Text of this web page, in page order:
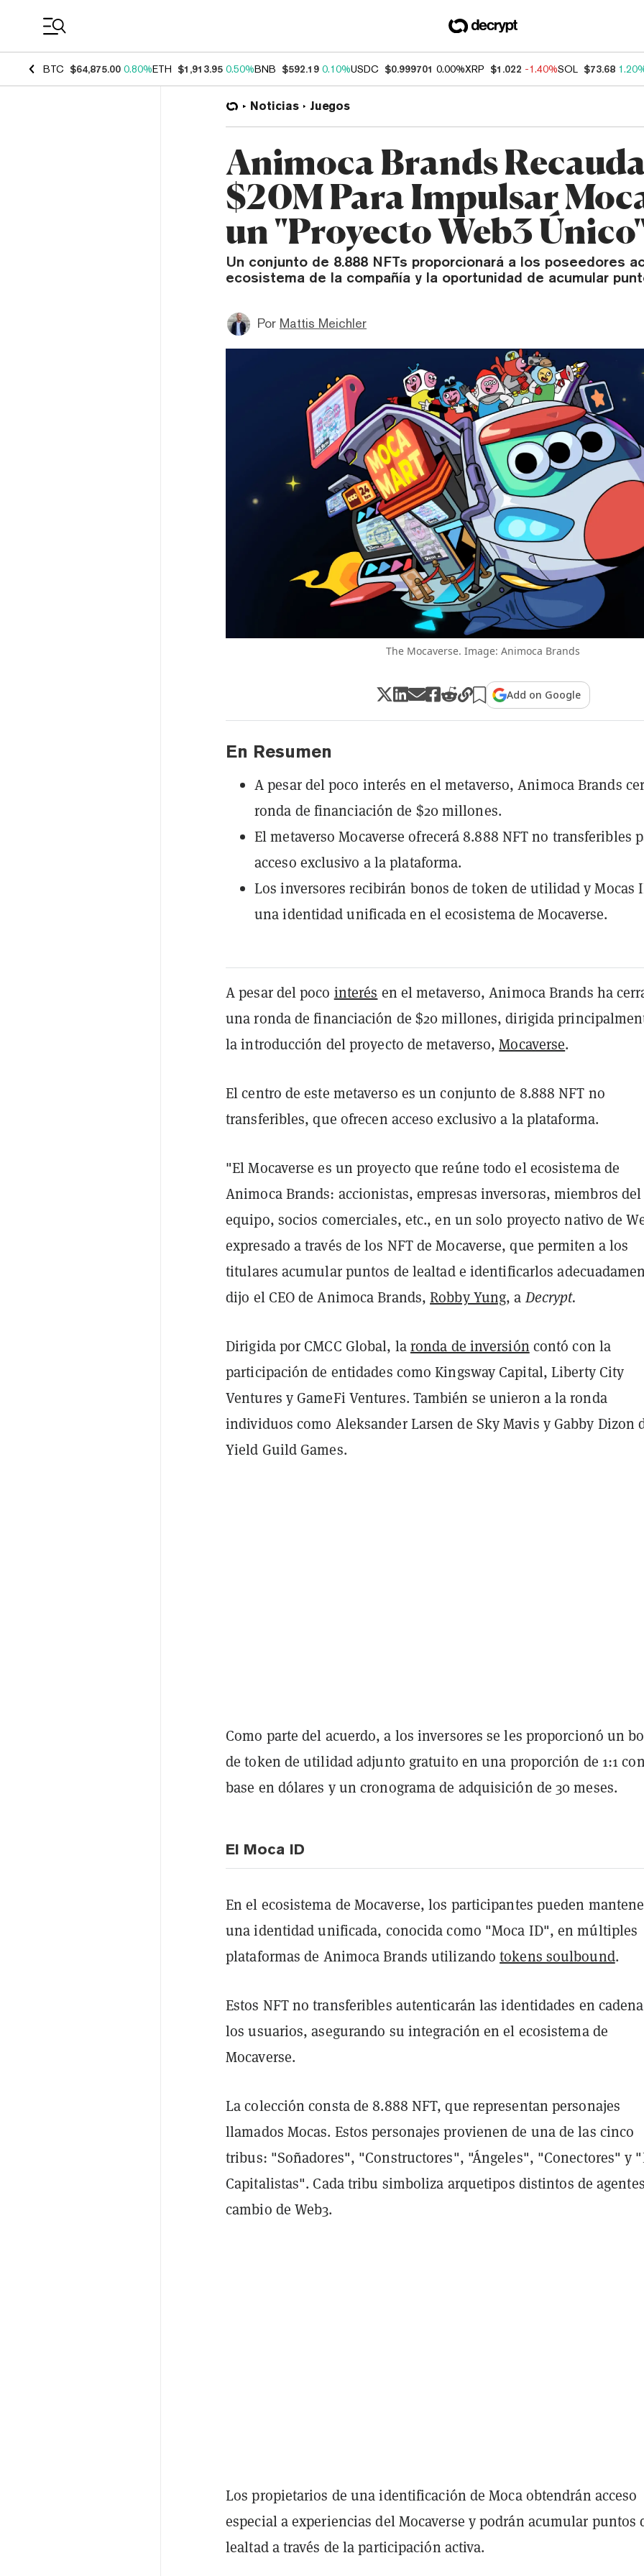
BTC $64,875.00 0.80%ETH $1,913.95 0.50%BNB $592.19 0.10%USDC $0.999701 0.00%XRP $1.022 -1.40%SOL $73.68
Noticias Juegos
Animoca Brands
$20M Para Impulsar
un "Proyecto Web3
Un conjunto de 8.888 NFTs proporcionará a los poseedores
ecosistema de la compañía y la oportunidad de acumular
Por Mattis Meichler
The Mocaverse. Image: Animoca Brands
Add on Google
En Resumen
A pesar del poco interés en el metaverso, Animoca Brands
ronda de financiación de $20 millones.
El metaverso Mocaverse ofrecerá 8.888 NFT no transferibles
acceso exclusivo a la plataforma.
Los inversores recibirán bonos de token de utilidad y Mocas
una identidad unificada en el ecosistema de Mocaverse.
A pesar del poco interés en el metaverso, Animoca Brands ha
una ronda de financiación de $20 millones, dirigida
la introducción del proyecto de metaverso,Mocaverse.
El centro de este metaverso es un conjunto de 8.888 NFT no
transferibles, que ofrecen acceso exclusivo a la plataforma.
"El Mocaverse es un proyecto que reúne todo el ecosistema de
Animoca Brands: accionistas, empresas inversoras, miembros del
equipo, socios comerciales, etc., en un solo proyecto nativo de
expresado a través de los NFT de Mocaverse, que permiten a los
titulares acumular puntos de lealtad e identificarlos
dijo el CEO de Animoca Brands,Robby Yung, aDecrypt.
Dirigida por CMCC Global, laronda de inversión contó con la
participación de entidades como Kingsway Capital, Liberty City
Ventures y GameFi Ventures. También se unieron a la ronda
individuos como Aleksander Larsen de Sky Mavis y Gabby Dizon
Yield Guild Games.
Como parte del acuerdo, a los inversores se les proporcionó un
de token de utilidad adjunto gratuito en una proporción de 1:1
base en dólares y un cronograma de adquisición de 30 meses.
El Moca ID
En el ecosistema de Mocaverse, los participantes pueden
una identidad unificada, conocida como "Moca ID", en múltiples
plataformas de Animoca Brands utilizandotokens soulbound.
Estos NFT no transferibles autenticarán las identidades en
los usuarios, asegurando su integración en el ecosistema de
Mocaverse.
La colección consta de 8.888 NFT, que representan personajes
llamados Mocas. Estos personajes provienen de una de las cinco
tribus: "Soñadores", "Constructores", "Ángeles", "Conectores" y
Capitalistas". Cada tribu simboliza arquetipos distintos de
cambio de Web3.
Los propietarios de una identificación de Moca obtendrán acceso
especial a experiencias del Mocaverse y podrán acumular puntos
lealtad a través de la participación activa.